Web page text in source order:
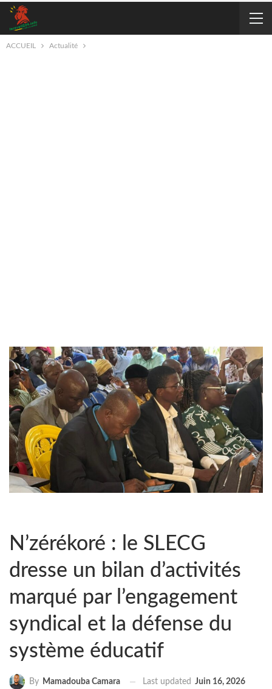
ACCUEIL Actualité
N’zérékoré : le SLECG
dresse un bilan d’activités
marqué par l’engagement
syndical et la défense du
système éducatif
By Mamadouba Camara Last updated Juin 16, 2026